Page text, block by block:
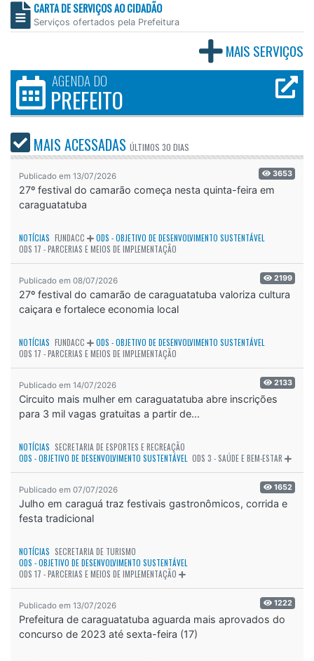
CARTA DE SERVIÇOS AO CIDADÃO
Serviços ofertados pela Prefeitura
MAIS SERVIÇOS
AGENDA DO
PREFEITO
MAIS ACESSADAS ÚLTIMOS 30 DIAS
Publicado em 13/07/2026 3653
27º festival do camarão começa nesta quinta-feira em
caraguatatuba
NOTÍCIAS FUNDACC
ODS - OBJETIVO DE DESENVOLVIMENTO SUSTENTÁVEL
ODS 17 - PARCERIAS E MEIOS DE IMPLEMENTAÇÃO
Publicado em 08/07/2026 2199
27º festival do camarão de caraguatatuba valoriza cultura
caiçara e fortalece economia local
NOTÍCIAS FUNDACC
ODS - OBJETIVO DE DESENVOLVIMENTO SUSTENTÁVEL
ODS 17 - PARCERIAS E MEIOS DE IMPLEMENTAÇÃO
Publicado em 14/07/2026 2133
Circuito mais mulher em caraguatatuba abre inscrições
para 3 mil vagas gratuitas a partir de...
NOTÍCIAS SECRETARIA DE ESPORTES E RECREAÇÃO
ODS - OBJETIVO DE DESENVOLVIMENTO SUSTENTÁVEL ODS 3 - SAÚDE E BEM-ESTAR
Publicado em 07/07/2026 1652
Julho em caraguá traz festivais gastronômicos, corrida e
festa tradicional
NOTÍCIAS SECRETARIA DE TURISMO
ODS - OBJETIVO DE DESENVOLVIMENTO SUSTENTÁVEL
ODS 17 - PARCERIAS E MEIOS DE IMPLEMENTAÇÃO
Publicado em 13/07/2026 1222
Prefeitura de caraguatatuba aguarda mais aprovados do
concurso de 2023 até sexta-feira (17)